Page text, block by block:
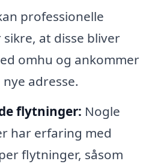
professionelle
at disse bliver
omhu og ankommer
adresse.
flytninger: Nogle
har erfaring med
flytninger, såsom